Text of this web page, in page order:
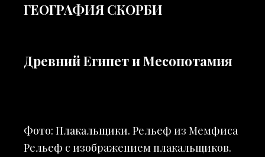
ГЕОГРАФИЯ СКОРБИ
Древний Египет и Месопотамия
Фото: Плакальщики. Рельеф из Мемфиса
Рельеф с изображением плакальщиков.